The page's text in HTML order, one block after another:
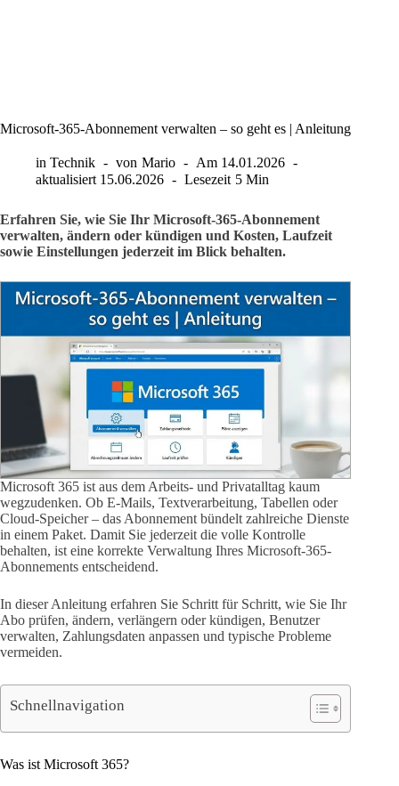
Microsoft-365-Abonnement verwalten – so geht es | Anleitung
in Technik von Mario Am 14.01.2026
aktualisiert 15.06.2026 Lesezeit 5 Min
Erfahren Sie, wie Sie Ihr Microsoft-365-Abonnement
verwalten, ändern oder kündigen und Kosten, Laufzeit
sowie Einstellungen jederzeit im Blick behalten.
Microsoft 365 ist aus dem Arbeits- und Privatalltag kaum
wegzudenken. Ob E-Mails, Textverarbeitung, Tabellen oder
Cloud-Speicher – das Abonnement bündelt zahlreiche Dienste
in einem Paket. Damit Sie jederzeit die volle Kontrolle
behalten, ist eine korrekte Verwaltung Ihres Microsoft-365-
Abonnements entscheidend.
In dieser Anleitung erfahren Sie Schritt für Schritt, wie Sie Ihr
Abo prüfen, ändern, verlängern oder kündigen, Benutzer
verwalten, Zahlungsdaten anpassen und typische Probleme
vermeiden.
Schnellnavigation
Was ist Microsoft 365?